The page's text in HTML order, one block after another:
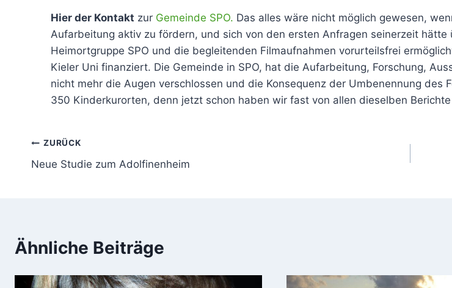
Hier der Kontakt zur Gemeinde SPO. Das alles wäre nicht möglich gewesen,
Aufarbeitung aktiv zu fördern, und sich von den ersten Anfragen seinerzeit
Heimortgruppe SPO und die begleitenden Filmaufnahmen vorurteilsfrei
Kieler Uni finanziert. Die Gemeinde in SPO, hat die Aufarbeitung, Forschung,
nicht mehr die Augen verschlossen und die Konsequenz der Umbenennung des
350 Kinderkurorten, denn jetzt schon haben wir fast von allen dieselben
Beitragsnavigation
ZURÜCK
Neue Studie zum Adolfinenheim
Ähnliche Beiträge